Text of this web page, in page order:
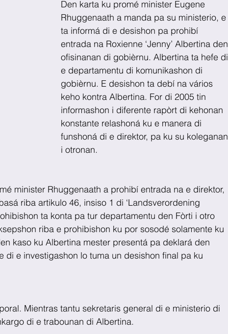
Den karta ku promé minister Eugene
Rhuggenaath a manda pa su ministerio, e
ta informá di e desishon pa prohibí
entrada na Roxienne ‘Jenny’ Albertina den
ofisinanan di gobièrnu. Albertina ta hefe di
e departamentu di komunikashon di
gobièrnu. E desishon ta debí na vários
keho kontra Albertina. For di 2005 tin
informashon i diferente rapòrt di kehonan
konstante relashoná ku e manera di
funshoná di e direktor, pa ku su koleganan
i otronan.
minister Rhuggenaath a prohibí entrada na e direktor,
riba artikulo 46, insiso 1 di ‘Landsverordening
ta konta pa tur departamentu den Fòrti i otro
riba e prohibishon ku por sosodé solamente ku
kaso ku Albertina mester presentá pa deklará den
di e investigashon lo tuma un desishon final pa ku
Mientras tantu sekretaris general di e ministerio di
di e trabounan di Albertina.